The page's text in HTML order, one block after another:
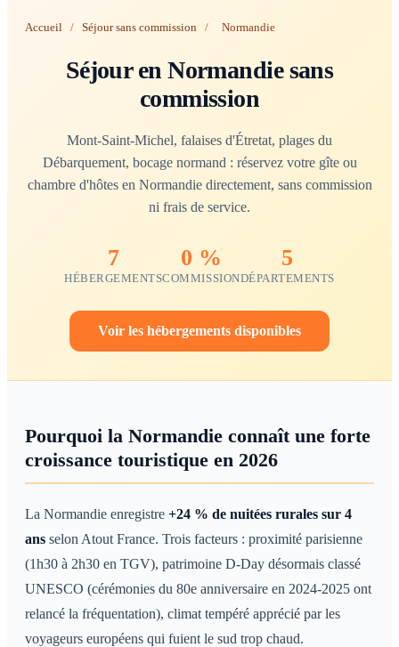
Accueil / Séjour sans commission / Normandie
Séjour en Normandie sans
commission
Mont-Saint-Michel, falaises d'Étretat, plages du
Débarquement, bocage normand : réservez votre gîte ou
chambre d'hôtes en Normandie directement, sans commission
ni frais de service.
7
HÉBERGEMENTS
0 %
COMMISSION
5
DÉPARTEMENTS
Voir les hébergements disponibles
Pourquoi la Normandie connaît une forte
croissance touristique en 2026
La Normandie enregistre +24 % de nuitées rurales sur 4
ans selon Atout France. Trois facteurs : proximité parisienne
(1h30 à 2h30 en TGV), patrimoine D-Day désormais classé
UNESCO (cérémonies du 80e anniversaire en 2024-2025 ont
relancé la fréquentation), climat tempéré apprécié par les
voyageurs européens qui fuient le sud trop chaud.